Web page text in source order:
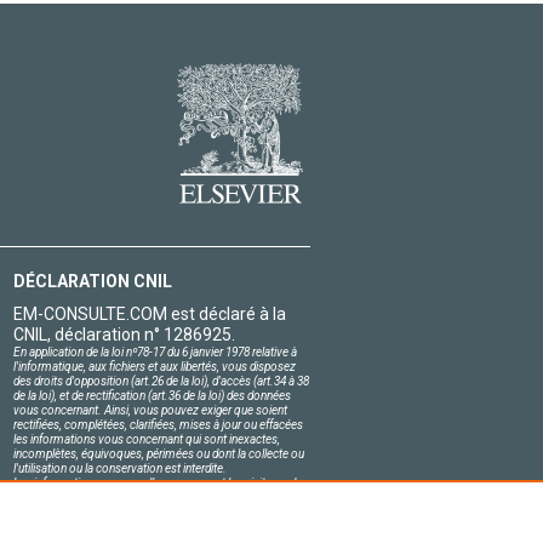
DÉCLARATION CNIL
EM-CONSULTE.COM est déclaré à la
CNIL, déclaration n° 1286925.
En application de la loi nº78-17 du 6 janvier 1978 relative à
l'informatique, aux fichiers et aux libertés, vous disposez
des droits d'opposition (art.26 de la loi), d'accès (art.34 à 38
de la loi), et de rectification (art.36 de la loi) des données
vous concernant. Ainsi, vous pouvez exiger que soient
rectifiées, complétées, clarifiées, mises à jour ou effacées
les informations vous concernant qui sont inexactes,
incomplètes, équivoques, périmées ou dont la collecte ou
l'utilisation ou la conservation est interdite.
Les informations personnelles concernant les visiteurs de